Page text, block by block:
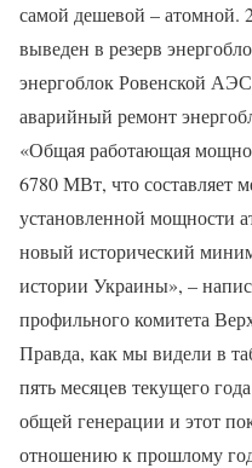
самой дешевой – атомной.
выведен в резерв
энергоблок Ровенской
аварийный ремонт
«Общая работающая
6780 МВт, что составляет
установленной мощности
новый исторический
истории Украины», –
профильного комитета
Правда, как мы видели в
пять месяцев текущего
общей генерации и этот
отношению к прошлому